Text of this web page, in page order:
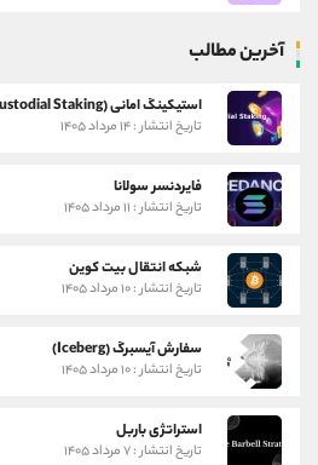
آخرین مطالب
استیکینگ امانی (Custodial Staking)
تاریخ انتشار : ۱۴ مرداد ۱۴۰۵
فایردنسر سولانا
تاریخ انتشار : ۱۱ مرداد ۱۴۰۵
شبکه انتقال بیت کوین
تاریخ انتشار : ۱۰ مرداد ۱۴۰۵
سفارش آیسبرگ (Iceberg)
تاریخ انتشار : ۱۰ مرداد ۱۴۰۵
استراتژی باربل
تاریخ انتشار : ۷ مرداد ۱۴۰۵